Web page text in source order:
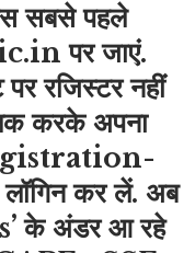
सबसे पहले
पर जाएं.
रजिस्टर नहीं
करके अपना
कर लें. अब
के अंडर आ रहे